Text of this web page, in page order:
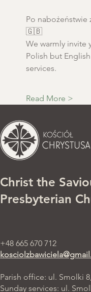
Po nabożeństwie
🇬🇧
We warmly invite
Polish but
services.
Read More >
Christ the
Presbyterian
+48 665 670 712
Parish office: ul. Smolki
Sunday services: ul.